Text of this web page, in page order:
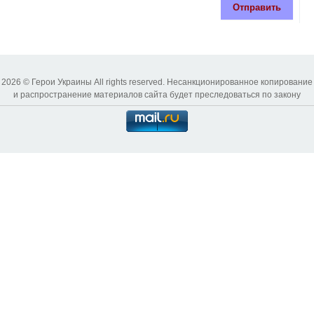
Отправить
2026 © Герои Украины All rights reserved. Несанкционированное копирование
и распространение материалов сайта будет преследоваться по закону